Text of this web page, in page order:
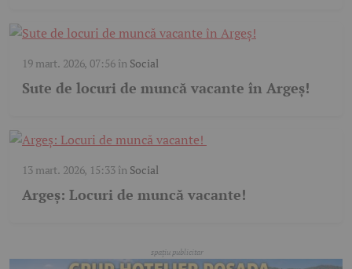
19 mart. 2026, 07:56în Social
Sute de locuri de muncă vacante în Argeș!
13 mart. 2026, 15:33în Social
Argeș: Locuri de muncă vacante!